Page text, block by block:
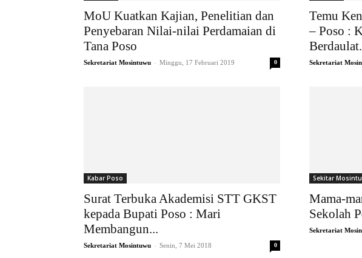
MoU Kuatkan Kajian, Penelitian dan
Penyebaran Nilai-nilai Perdamaian di
Tana Poso
Sekretariat Mosintuwu - Minggu, 17 Februari 2019 0
Temu
– Poso :
Sekretariat
Kabar Poso
Surat Terbuka Akademisi STT GKST
kepada Bupati Poso : Mari
Membangun...
Sekretariat Mosintuwu - Senin, 7 Mei 2018 0
Sekitar
Mama-
Sekolah
Sekretariat